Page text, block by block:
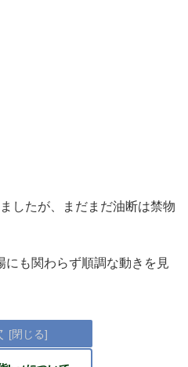
したが、まだまだ油断は禁物
にも関わらず順調な動きを見